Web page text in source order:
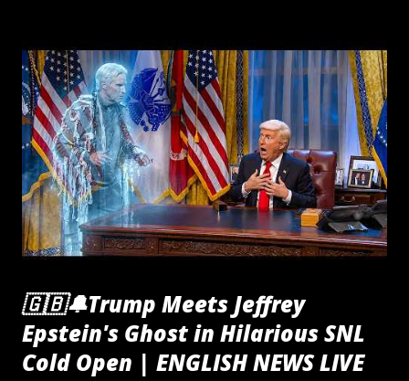
🇬🇧🔔Trump Meets Jeffrey
Epstein's Ghost in Hilarious SNL
Cold Open | ENGLISH NEWS LIVE